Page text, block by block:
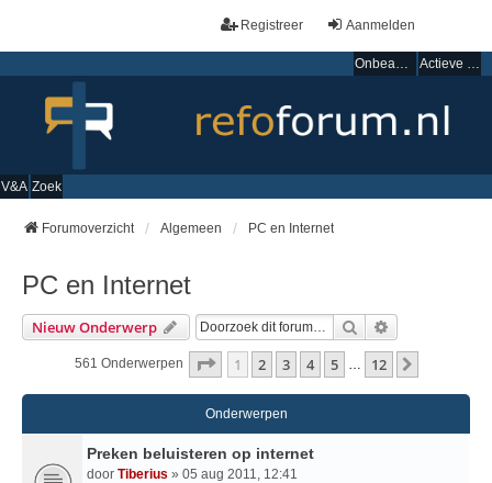
Aanmelden
Registreer
Onbeantwoorde onderwerpen Actieve onderwerpen
V&A Zoek
Forumoverzicht Algemeen PC en Internet
PC en Internet
Nieuw Onderwerp Zoek
561 Onderwerpen Pagina Van12
1 2 3 4 5 12
Onderwerpen
Preken beluisteren op internet
door Tiberius » 05 aug 2011, 12:41